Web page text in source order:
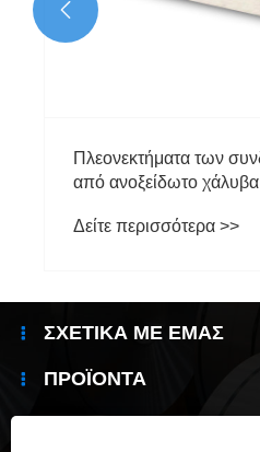

ΣΧΕΤΙΚΆ ΜΕ ΕΜΆΣ
ΠΡΟΪΌΝΤΑ